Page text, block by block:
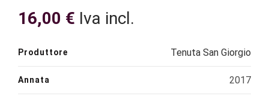
16,00 € Iva incl.
Produttore Tenuta San Giorgio
Annata 2017